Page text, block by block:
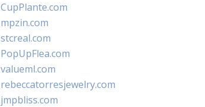
CupPlante.com
mpzin.com
stcreal.com
PopUpFlea.com
valueml.com
rebeccatorresjewelry.com
jmpbliss.com